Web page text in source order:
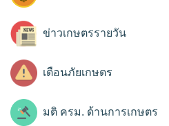
ข่าวเกษตรรายวัน
เตือนภัยเกษตร
มติ ครม. ด้านการเกษตร